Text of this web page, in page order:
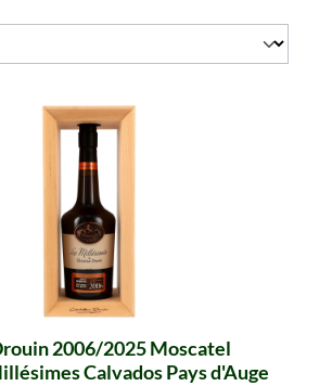
2006/2025 Moscatel
Calvados Pays d'Auge